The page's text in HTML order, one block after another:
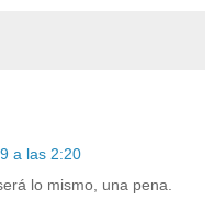
a las 2:20
lo mismo, una pena.